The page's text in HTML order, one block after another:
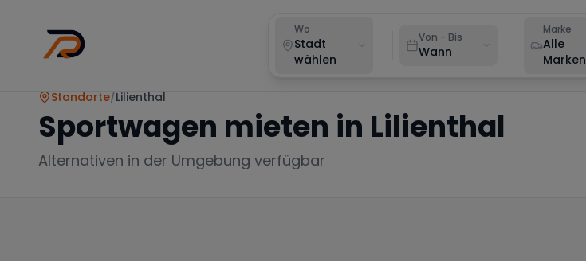
Wo
Stadt
wählen
Von - Bis
Wann
Marke
Alle
Marken
Standorte/Lilienthal
Sportwagen mieten in Lilienthal
Alternativen in der Umgebung verfügbar